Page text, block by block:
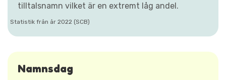
tilltalsnamn vilket är en extremt låg andel.
Statistik från år 2022 (SCB)
Namnsdag